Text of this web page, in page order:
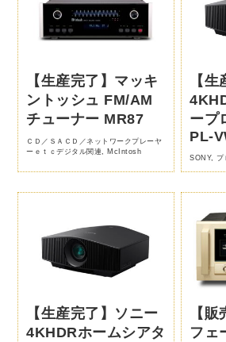
【生産完了】マッキ
ントッシュ FM/AM
チューナー MR87
ＣＤ／ＳＡＣＤ／ネットワークプレーヤ
ーｅｔｃデジタル関連
McIntosh
【
ープ
PL-
SONY,プ
【生産完了】ソニー
4KHDRホームシアタ
【
フェ